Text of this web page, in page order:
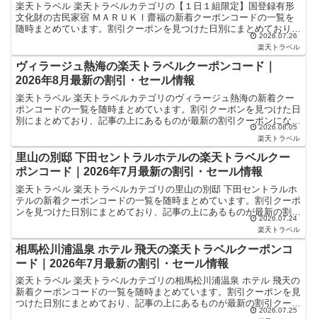
楽天トラベル 楽天トラベルカテゴリの【１日１組限定】国登録有形
文化財の古民家宿 ＭＡＲＵＫＩ齋福の新着クーポンコードの一覧を
随時まとめています。割引クーポンを見つけた日別にまとめており、
記事の上にあるものが最新の割引クーポンになります。ホテ...2026.07.26
楽天トラベル
ヴィラージュ熱海の楽天トラベルクーポンコード｜
2026年8月最新の割引・セール情報
楽天トラベル 楽天トラベルカテゴリのヴィラージュ熱海の新着クー
ポンコードの一覧を随時まとめています。割引クーポンを見つけた日
別にまとめており、記事の上にあるものが最新の割引クーポンになり
ます。ホテル・旅館宿泊の予約などで使えるクーポンやセー...2026.08.05
楽天トラベル
里山の別邸 下田セントラルホテルの楽天トラベルクー
ポンコード｜2026年7月最新の割引・セール情報
楽天トラベル 楽天トラベルカテゴリの里山の別邸 下田セントラルホ
テルの新着クーポンコードの一覧を随時まとめています。割引クーポ
ンを見つけた日別にまとめており、記事の上にあるものが最新の割引
クーポンになります。ホテル・旅館宿泊の予約などで使え...2026.07.24
楽天トラベル
相馬松川浦温泉 ホテル 飛天の楽天トラベルクーポンコ
ード｜2026年7月最新の割引・セール情報
楽天トラベル 楽天トラベルカテゴリの相馬松川浦温泉 ホテル 飛天の
新着クーポンコードの一覧を随時まとめています。割引クーポンを見
つけた日別にまとめており、記事の上にあるものが最新の割引クーポ
ンになります。ホテル・旅館宿泊の予約などで使えるク...
2026.07.25